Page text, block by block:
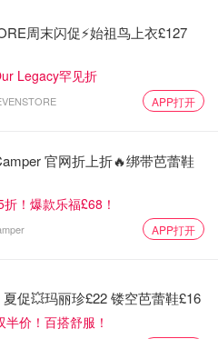
周末闪促⚡️始祖鸟上衣£127
Legacy罕见折
APP打开
官网折上折🔥绑带芭蕾鞋
！爆款乐福£68！
APP打开
促💥玛丽珍£22 镂空芭蕾鞋£16
价！百搭舒服！